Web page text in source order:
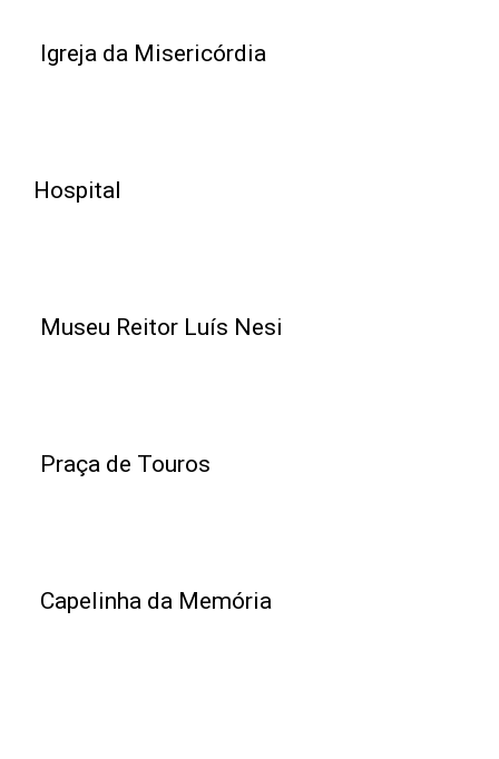
Igreja da Misericórdia
Hospital
Museu Reitor Luís Nesi
Praça de Touros
Capelinha da Memória